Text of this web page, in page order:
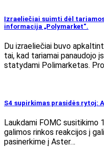
Izraeliečiai suimti dėl
informacija „Polymarket“.
Du izraeliečiai buvo
tai, kad tariamai panaudojo
statydami Polimarketas.
S4 supirkimas prasidės rytoj:
Laukdami FOMC susitikimo
galimos rinkos reakcijos į
pasinerkime į Aster…